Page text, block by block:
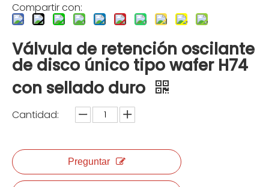
Compartir con:
Válvula de retención oscilante
de disco único tipo wafer H74
con sellado duro
Cantidad:
Preguntar